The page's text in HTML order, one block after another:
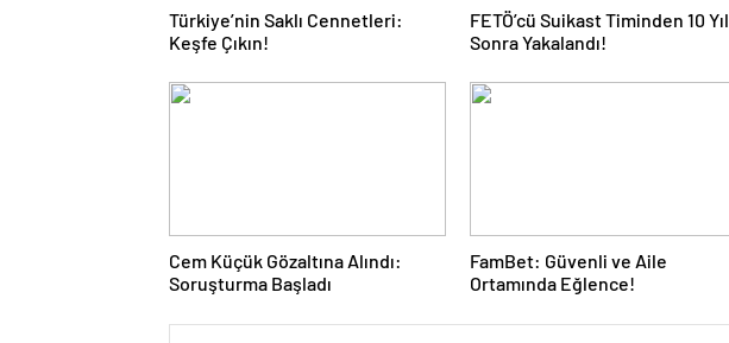
Türkiye’nin Saklı Cennetleri:
Keşfe Çıkın!
FETÖ’cü Suikast Timinden 10 Yıl
Sonra Yakalandı!
Cem Küçük Gözaltına Alındı:
Soruşturma Başladı
FamBet: Güvenli ve Aile
Ortamında Eğlence!